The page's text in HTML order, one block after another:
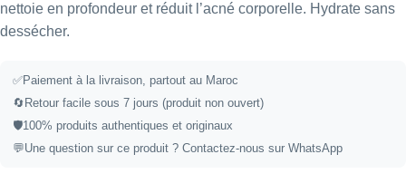
nettoie en profondeur et réduit l’acné corporelle. Hydrate sans
dessécher.
✅Paiement à la livraison, partout au Maroc
🔄 Retour facile sous 7 jours (produit non ouvert)
🛡️100% produits authentiques et originaux
💬Une question sur ce produit ? Contactez-nous sur WhatsApp